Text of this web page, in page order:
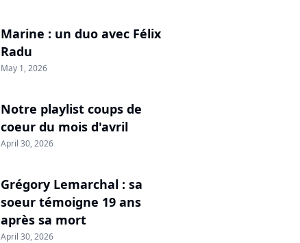
Marine : un duo avec Félix
Radu
May 1, 2026
Notre playlist coups de
coeur du mois d'avril
April 30, 2026
Grégory Lemarchal : sa
soeur témoigne 19 ans
après sa mort
April 30, 2026